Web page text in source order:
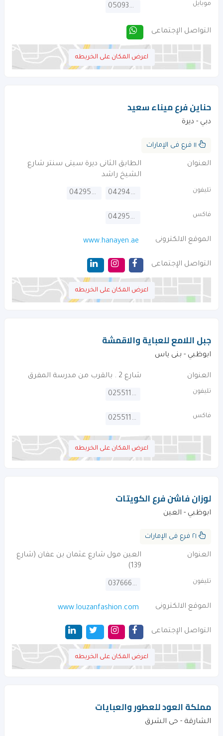
موبايل 0509309556
التواصل الإجتماعى
اعرض المكان على الخريطه
حناين فرع ميناء سعيد
دبي - ديرة
العنوان
الطابق الثانى ديرة سيتى سنتر شارع
الشيخ راشد
تليفون 042944473
042950005
فاكس 042950006
الموقع الالكترونى www.hanayen.ae
التواصل الإجتماعى
اعرض المكان على الخريطه
جبل اللامع للعباية والاقمشة
ابوظبي - بنى ياس
العنوان شارع 2 . بالقرب من مدرسة المفرق
تليفون 025511192
فاكس 025511193
اعرض المكان على الخريطه
لوزان فاشن فرع الكويتات
ابوظبي - العين
العنوان
العين مول شارع عثمان بن عفان (شارع
139)
تليفون 037666110
الموقع الالكترونى www.louzanfashion.com
التواصل الإجتماعى
اعرض المكان على الخريطه
مملكة العود للعطور والعبايات
الشارقة - حى الشرق